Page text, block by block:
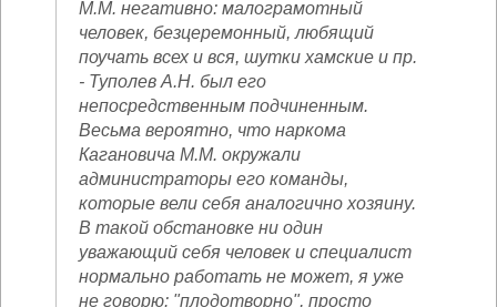
М.М. негативно: малограмотный
человек, безцеремонный, любящий
поучать всех и вся, шутки хамские и пр.
- Туполев А.Н. был его
непосредственным подчиненным.
Весьма вероятно, что наркома
Кагановича М.М. окружали
администраторы его команды,
которые вели себя аналогично хозяину.
В такой обстановке ни один
уважающий себя человек и специалист
нормально работать не может, я уже
не говорю: "плодотворно", просто